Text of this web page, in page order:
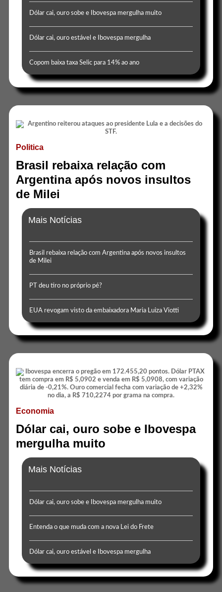
Dólar cai, ouro sobe e Ibovespa mergulha muito
Dólar cai, ouro estável e Ibovespa mergulha
Copom baixa taxa Selic para 14% ao ano
Politica
Brasil rebaixa relação com
Argentina após novos insultos
de Milei
Mais Notícias
Brasil rebaixa relação com Argentina após novos insultos
de Milei
PT deu tiro no próprio pé?
EUA revogam visto da embaixadora Maria Luiza Viotti
Economia
Dólar cai, ouro sobe e Ibovespa
mergulha muito
Mais Notícias
Dólar cai, ouro sobe e Ibovespa mergulha muito
Entenda o que muda com a nova Lei do Frete
Dólar cai, ouro estável e Ibovespa mergulha